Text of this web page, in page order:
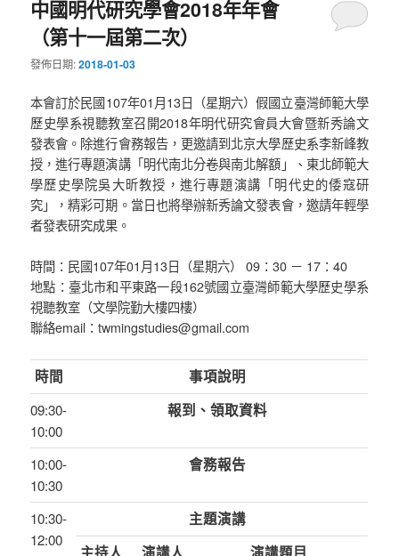
中國明代研究學會2018年年會
（第十一屆第二次）
發佈日期:2018-01-03
本會訂於民國107年01月13日（星期六）假國立臺灣師範大學
歷史學系視聽教室召開2018年明代研究會員大會暨新秀論文
發表會。除進行會務報告，更邀請到北京大學歷史系李新峰教
授，進行專題演講「明代南北分卷與南北解額」、東北師範大
學歷史學院吳大昕教授，進行專題演講「明代史的倭寇研
究」，精彩可期。當日也將舉辦新秀論文發表會，邀請年輕學
者發表研究成果。
時間：民國107年01月13日（星期六） 09：30 － 17：40
地點：臺北市和平東路一段162號國立臺灣師範大學歷史學系
視聽教室（文學院勤大樓四樓）
聯絡email：twmingstudies@gmail.com
時間 事項說明
09:30-
10:00
報到、領取資料
10:00-
10:30
會務報告
10:30-
12:00
主題演講
主持人
演講人 演講題目